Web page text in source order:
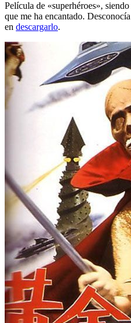
Película de «superhéroes»,
que me ha encantado.
en descargarlo.